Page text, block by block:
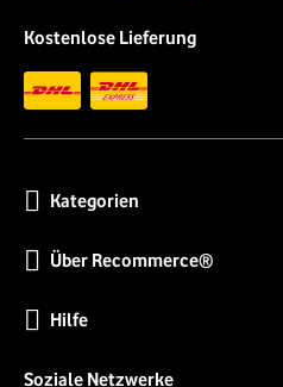
Kostenlose Lieferung
Kategorien
Über Recommerce®
Hilfe
Soziale Netzwerke